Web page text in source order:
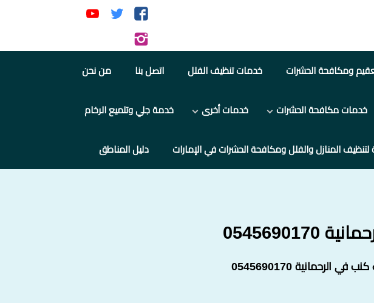
تابعنا
فيسبوك
تابعنا
تويتر يوتيوب
إنستجرام
ومكافحة الحشرات خدمات تنظيف الفلل اتصل بنا من نحن
خدمات مكافحة الحشرات خدمات أخرى خدمة جلي وتلميع الرخام
لتنظيف المنازل والفلل ومكافحة الحشرات في الإمارات دليل المناطق
0545690170